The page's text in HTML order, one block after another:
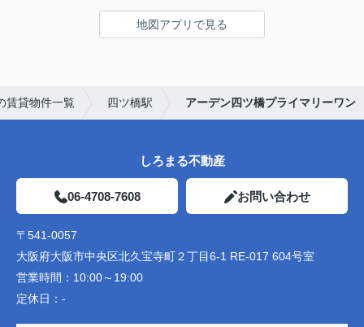
地図アプリで見る
賃貸物件一覧 四ツ橋駅 アーデン四ツ橋プライマリーワン
しろまる不動産
06-4708-7608 お問い合わせ
〒541-0057
大阪府大阪市中央区北久宝寺町２丁目6-1 RE-017 604号室
営業時間： 10:00～19:00
定休日： -